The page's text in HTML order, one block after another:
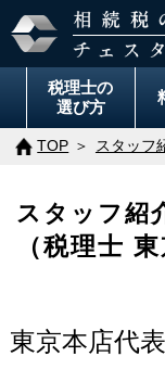
税理士の
選び方
TOP スタッフ
スタッフ
（税理士
東京本店代表